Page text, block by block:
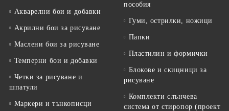
Акварелни бои и добавки
Акрилни бои за рисуване
Маслени бои за рисуване
Темперни бои и добавки
Четки за рисуване и
шпатули
Маркери и тънкописци
пособия
Гуми, острилки, ножици
Папки
Пластилин и формички
Блокове и скицници за
рисуване
Комплекти слънчева
система от стиропор (проект